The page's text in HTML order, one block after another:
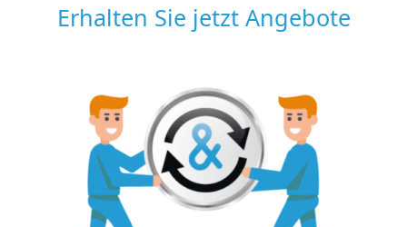
Erhalten Sie jetzt Angebote